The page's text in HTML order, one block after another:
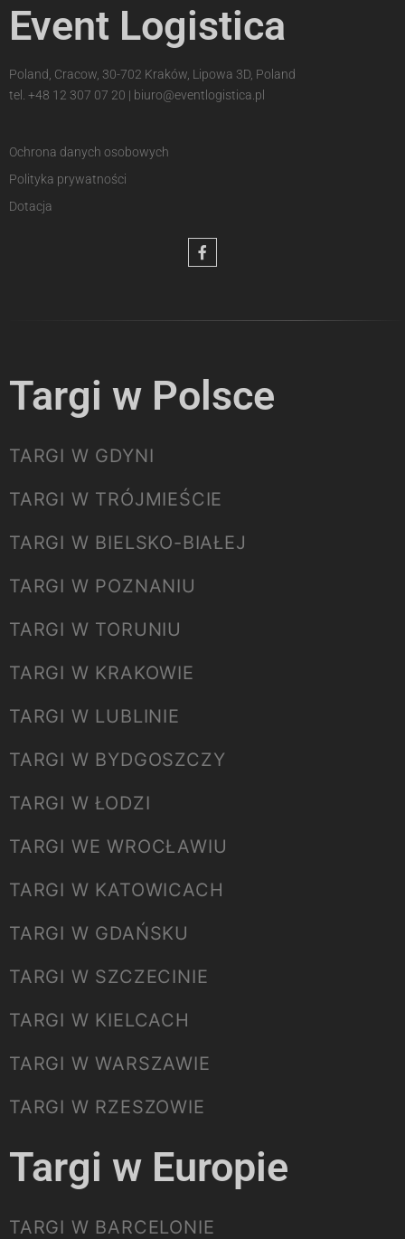
Event Logistica
Poland, Cracow, 30-702 Kraków, Lipowa 3D, Poland
tel. +48 12 307 07 20 | biuro@eventlogistica.pl
Ochrona danych osobowych
Polityka prywatności
Dotacja
Targi w Polsce
TARGI W GDYNI
TARGI W TRÓJMIEŚCIE
TARGI W BIELSKO-BIAŁEJ
TARGI W POZNANIU
TARGI W TORUNIU
TARGI W KRAKOWIE
TARGI W LUBLINIE
TARGI W BYDGOSZCZY
TARGI W ŁODZI
TARGI WE WROCŁAWIU
TARGI W KATOWICACH
TARGI W GDAŃSKU
TARGI W SZCZECINIE
TARGI W KIELCACH
TARGI W WARSZAWIE
TARGI W RZESZOWIE
Targi w Europie
TARGI W BARCELONIE